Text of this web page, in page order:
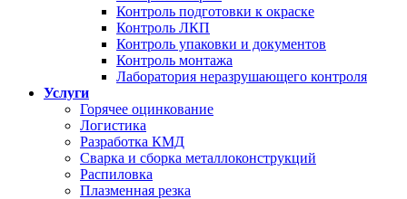
Контроль подготовки к окраске
Контроль ЛКП
Контроль упаковки и документов
Контроль монтажа
Лаборатория неразрушающего контроля
Услуги
Горячее оцинкование
Логистика
Разработка КМД
Сварка и сборка металлоконструкций
Распиловка
Плазменная резка